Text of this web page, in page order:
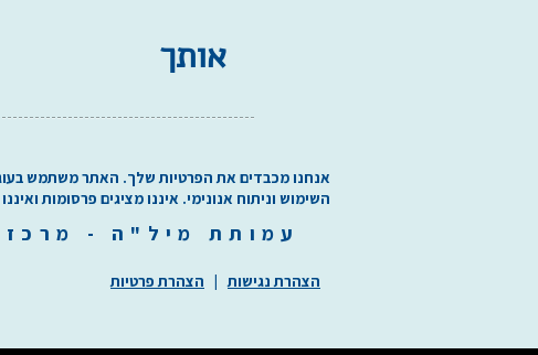
אותך
אנחנו מכבדים את הפרטיות שלך. האתר משתמש
השימוש וניתוח אנונימי. איננו מציגים פרסומות
עמותת מיל"ה - מ רכז
הצהרת נגישות| הצהרת פרטיות